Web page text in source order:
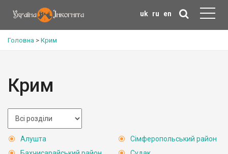
uk ru en
Головна > Крим
Крим
Алушта
Сімферопольський район